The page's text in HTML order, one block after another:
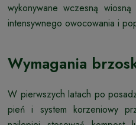
wykonywane wczesną
intensywnego owocowania i
Wymagania
W pierwszych latach po
pień i system korzeniowy